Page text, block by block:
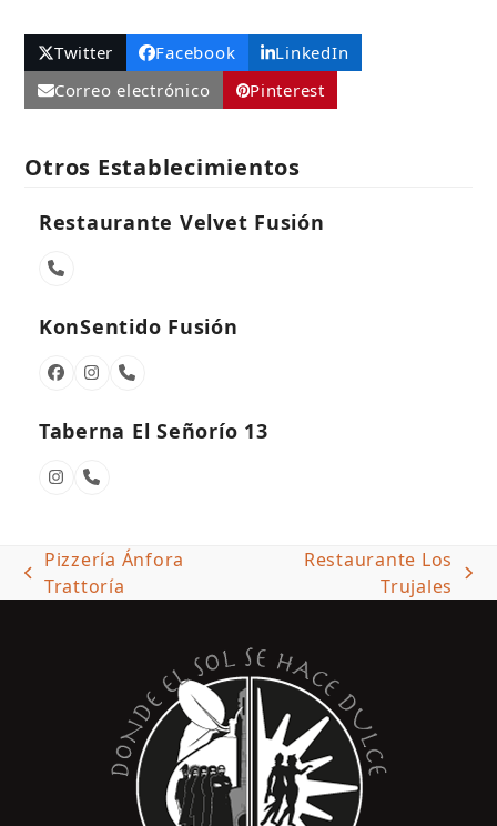
Twitter Facebook
LinkedIn
Correo electrónico
Pinterest
Otros Establecimientos
Restaurante Velvet Fusión
Número
KonSentido Fusión
Facebook
Instagram
Número
Taberna El Señorío 13
Instagram
Número
previous
Pizzería Ánfora
Trattoría
Restaurante Los
Trujales